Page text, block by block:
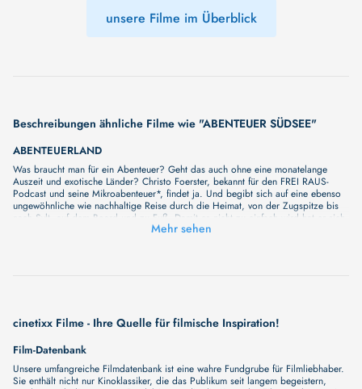
unsere Filme im Überblick
Beschreibungen ähnliche Filme wie "ABENTEUER SÜDSEE"
ABENTEUERLAND
Was braucht man für ein Abenteuer? Geht das auch ohne eine monatelange
Auszeit und exotische Länder? Christo Foerster, bekannt für den FREI RAUS-
Podcast und seine Mikroabenteuer*, findet ja. Und begibt sich auf eine ebenso
ungewöhnliche wie nachhaltige Reise durch die Heimat, von der Zugspitze bis
nach Sylt, auf dem Board und zu Fuß. Damit es nicht zu einfach wird hat er sich
überlegt, alles Zubehör von Anfang bis Ende mitzunehmen und nur aus eigener
ABENTEUERLAND zeigt uns, dass das Abenteuer direkt vor unserer Haustür
wartet – wir müssen uns nur trauen und einfach mal mache
Der lange Ritt - Entlang der Rocky Mountains nach Alaska 10.000 km hat Sonja
Endlweber im Sattel zurückgelegt. Einem spontanen Impuls folgend gab sie ihre
Management-Karriere auf, um mit Pferden durch die USA, Kanada und Alaska zu
Mehr sehen
cinetixx Filme - Ihre Quelle für filmische Inspiration!
Film-Datenbank
Unsere umfangreiche Filmdatenbank ist eine wahre Fundgrube für Filmliebhaber.
Sie enthält nicht nur Kinoklassiker, die das Publikum seit langem begeistern,